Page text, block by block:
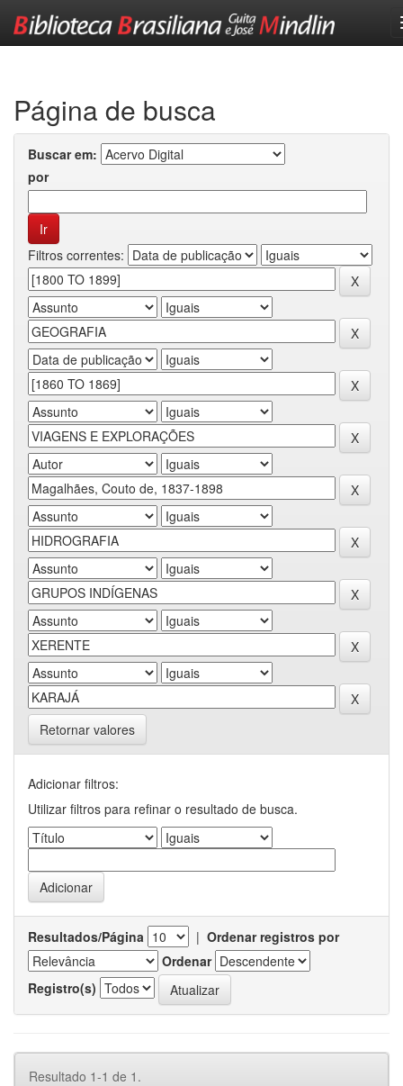
Página de busca
Buscar em:
por
Filtros correntes:
Retornar valores
Adicionar filtros:
Utilizar filtros para refinar o resultado de busca.
Resultados/Página | Ordenar registros por
Ordenar
Registro(s)
Resultado 1-1 de 1.